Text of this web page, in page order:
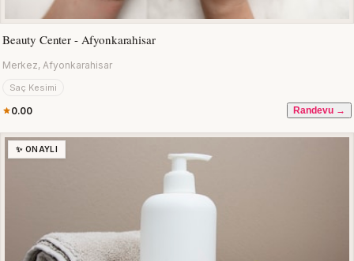
Beauty Center - Afyonkarahisar
Merkez, Afyonkarahisar
Saç Kesimi
0.00 Randevu →
✨ ONAYLI